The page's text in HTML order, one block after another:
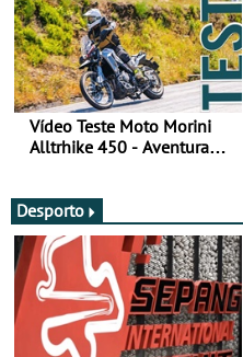
Vídeo Teste Moto Morini
Alltrhike 450 - Aventura
Desporto